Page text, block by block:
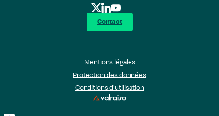
Contact
Mentions légales
Protection des données
Conditions d'utilisation